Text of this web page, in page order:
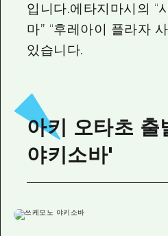
입니다.에타지마시의 “
마” “후레아이 플라자
있습니다.
아키 오타초 출
야키소바'